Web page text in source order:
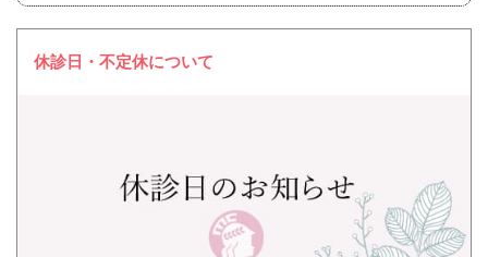
休診日・不定休について